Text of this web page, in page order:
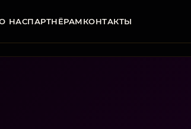
НАСПАРТНЁРАМКОНТАКТЫ